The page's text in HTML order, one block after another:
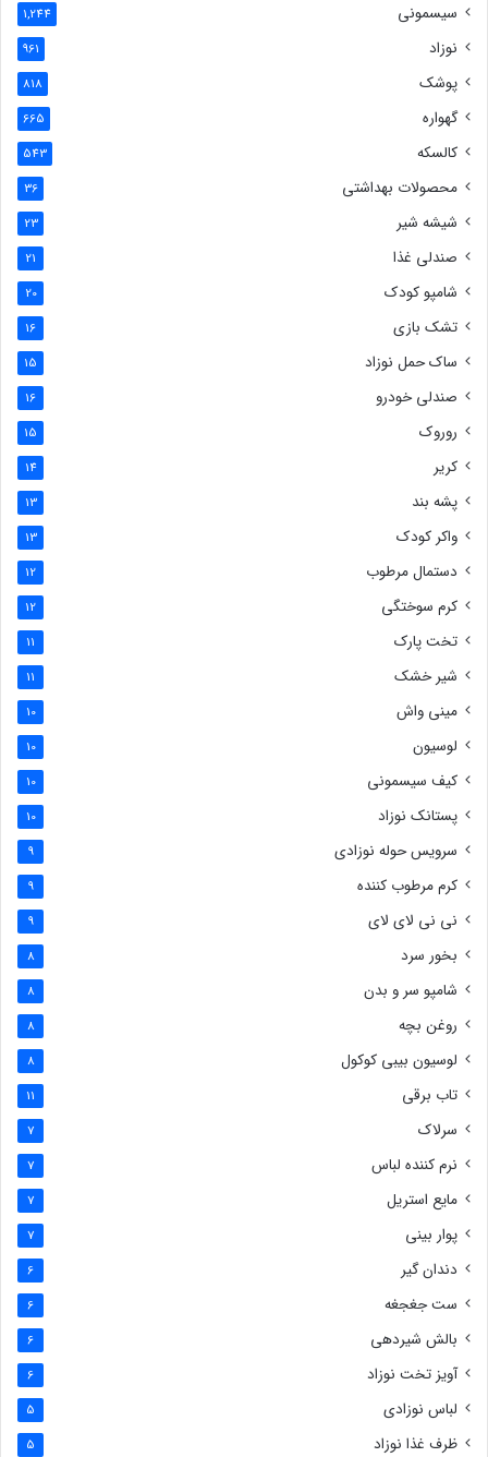
سیسمونی 1,244
نوزاد 961
پوشک 818
گهواره 665
کالسکه 543
محصولات بهداشتی 36
شیشه شیر 23
صندلی غذا 21
شامپو کودک 20
تشک بازی 16
ساک حمل نوزاد 15
صندلی خودرو 16
روروک 15
کریر 14
پشه بند 13
واکر کودک 13
دستمال مرطوب 12
کرم سوختگی 12
تخت پارک 11
شیر خشک 11
مینی واش 10
لوسیون 10
کیف سیسمونی 10
پستانک نوزاد 10
سرویس حوله نوزادی 9
کرم مرطوب کننده 9
نی نی لای لای 9
بخور سرد 8
شامپو سر و بدن 8
روغن بچه 8
لوسیون بیبی کوکول 8
تاب برقی 11
سرلاک 7
نرم کننده لباس 7
مایع استریل 7
پوار بینی 7
دندان گیر 6
ست جغجغه 6
بالش شیردهی 6
آویز تخت نوزاد 6
لباس نوزادی 5
ظرف غذا نوزاد 5